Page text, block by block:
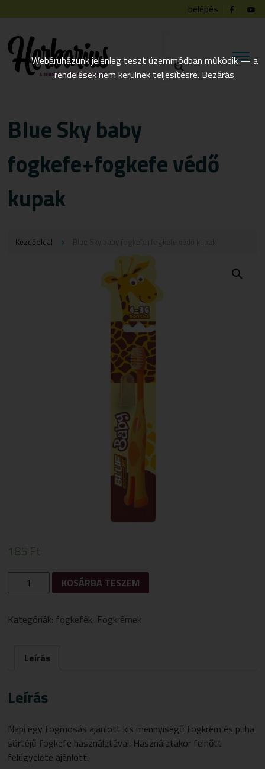
belépés
Blue Sky baby
fogkefe+fogkefe védő
kupak
Kezdőoldal
185 Ft
VÉDŐ
KOSÁRBA TESZEM
Kategóriák: fogkefék, Fogkrémek
Leírás
Leírás
Napi egy fogmosás ajánlott kis mennyiségű fogkrém és puha
sörtéjű fogkefe használatával. Használatakor felnőtt
felügyelete ajánlott.
Webáruházunk jelenleg teszt üzemmódban működik — a
rendelések nem kerülnek teljesítésre. Bezárás